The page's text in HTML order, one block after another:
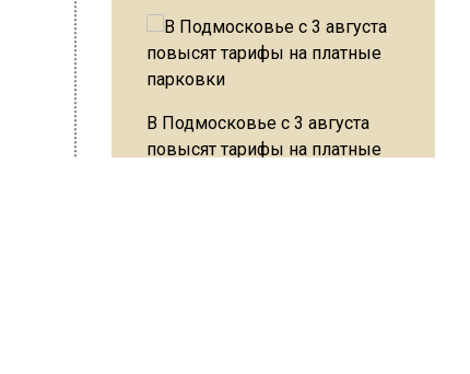
В Подмосковье с 3 августа
повысят тарифы на платные